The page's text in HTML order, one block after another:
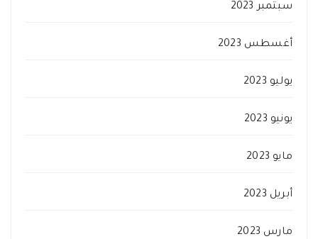
سبتمبر 2023
أغسطس 2023
يوليو 2023
يونيو 2023
مايو 2023
أبريل 2023
مارس 2023